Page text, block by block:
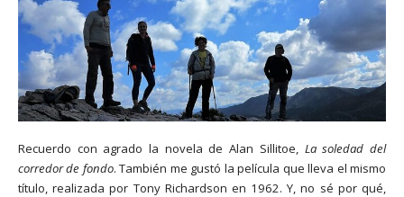
Recuerdo con agrado la novela de Alan Sillitoe, La soledad del
corredor de fondo. También me gustó la película que lleva el mismo
título, realizada por Tony Richardson en 1962. Y, no sé por qué,